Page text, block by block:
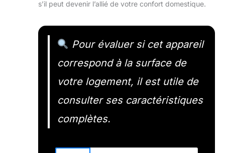
s’il peut devenir l’allié de votre confort domestique.
Pour évaluer si cet appareil
correspond à la surface de
votre logement, il est utile de
consulter ses caractéristiques
complètes.